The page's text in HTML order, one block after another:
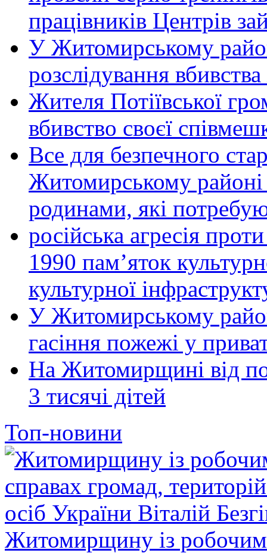
працівників Центрів
У Житомирському
розслідування
Жителя Потіївської
вбивство своєї
Все для безпечного
Житомирському районі
родинами, які
російська агресія
1990 пам’яток
культурної
У Житомирському
гасіння пожежі у
На Житомирщині від
3 тисячі дітей
Топ-новини
Житомирщину із робочим